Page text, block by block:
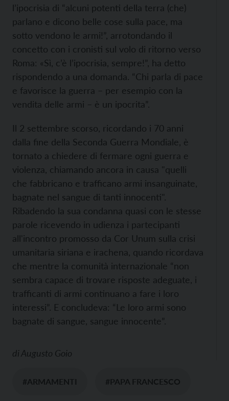
l’ipocrisia di “alcuni potenti della terra (che)
parlano e dicono belle cose sulla pace, ma
sotto vendono le armi!”, arrotondando il
concetto con i cronisti sul volo di ritorno verso
Roma: «Sì, c’è l’ipocrisia, sempre!”, ha detto
rispondendo a una domanda. “Chi parla di pace
e favorisce la guerra – per esempio con la
vendita delle armi – è un ipocrita”.
Il 2 settembre scorso, ricordando i 70 anni
dalla fine della Seconda Guerra Mondiale, è
tornato a chiedere di fermare ogni guerra e
violenza, chiamando ancora in causa "quelli
che fabbricano e trafficano armi insanguinate,
bagnate nel sangue di tanti innocenti".
Ribadendo la sua condanna quasi con le stesse
parole ricevendo in udienza i partecipanti
all'incontro promosso da Cor Unum sulla crisi
umanitaria siriana e irachena, quando ricordava
che mentre la comunità internazionale “non
sembra capace di trovare risposte adeguate, i
trafficanti di armi continuano a fare i loro
interessi”. E concludeva: “Le loro armi sono
bagnate di sangue, sangue innocente”.
diAugusto Goio
#ARMAMENTI #PAPA FRANCESCO